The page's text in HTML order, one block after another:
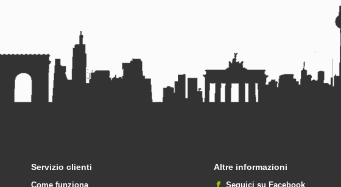
Servizio clienti
Come funziona
Altre informazioni
Seguici su Facebook